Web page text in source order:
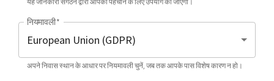
नियमावली*
अपने निवास स्थान के आधार पर नियमावली चुनें, जब तक आपके पास विशेष कारण न हो।